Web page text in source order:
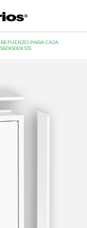
REFUERZO PARA CAJA
550X500X125